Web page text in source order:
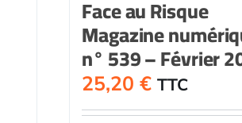
Face au Risque
Magazine
n° 539 – Février
25,20 € TTC